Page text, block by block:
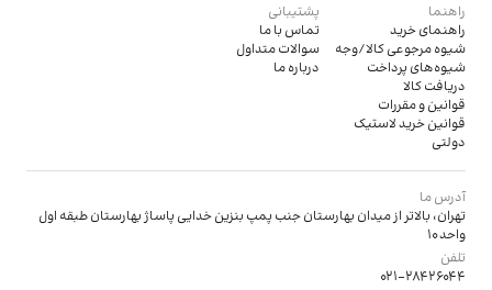
راهنما
راهنمای خرید
شیوه مرجوعی کالا/وجه
شیوه‌های پرداخت
دریافت کالا
قوانین و مقررات
قوانین خرید لاستیک
دولتی
پشتیبانی
تماس با ما
سوالات متداول
درباره ما
آدرس ما
تهران، بالاتر از میدان بهارستان جنب پمپ بنزین خدایی پاساژ بهارستان طبقه اول
واحد 10
تلفن
021-28426044